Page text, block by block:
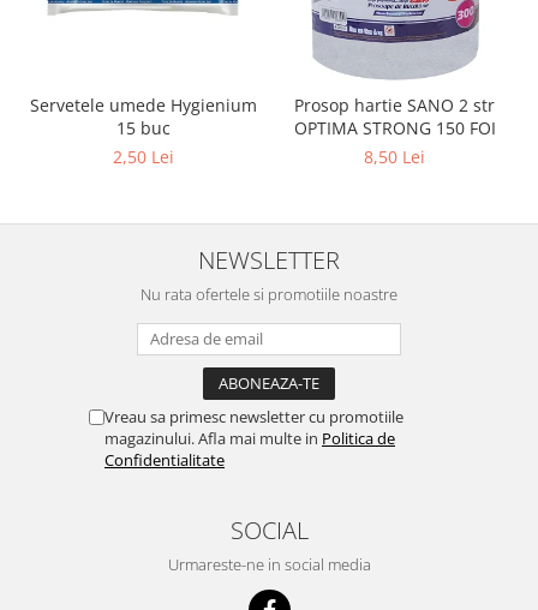
Servetele umede Hygienium
15 buc
2,50 Lei
Prosop hartie SANO 2 str
OPTIMA STRONG 150 FOI
8,50 Lei
NEWSLETTER
Nu rata ofertele si promotiile noastre
Vreau sa primesc newsletter cu promotiile
magazinului. Afla mai multe in Politica de
Confidentialitate
SOCIAL
Urmareste-ne in social media